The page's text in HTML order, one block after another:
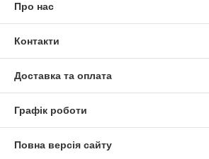
Про нас
Контакти
Доставка та оплата
Графік роботи
Повна версія сайту